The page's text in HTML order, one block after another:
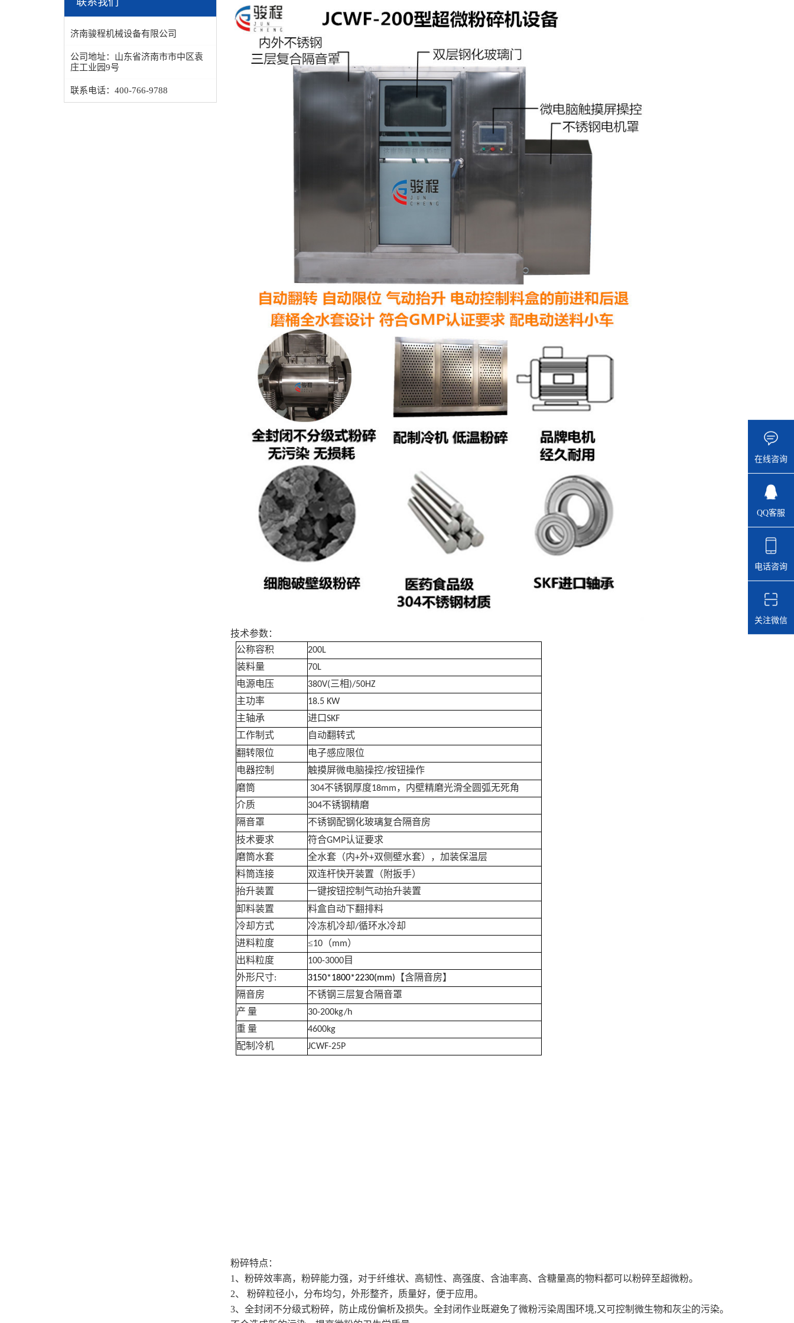
济南骏程机械设备有限公司
公司地址： 山东省济南市市中区袁
庄工业园9号
联系电话： 400-766-9788
技术参数：
公称容积
200L
装料量 70L
电源电压 380V(三相)/50HZ
主功率 18.5 KW
主轴承 进口SKF
工作制式
自动翻转式
翻转限位
电子感应限位
电器控制
触摸屏微电脑操控/按钮操作
磨筒
304不锈钢厚度18mm，内壁精磨光滑全圆弧无死角
介质
304不锈钢精磨
隔音罩
不锈钢配钢化玻璃复合隔音房
技术要求
符合GMP认证要求
磨筒水套
全水套（内+外+双侧壁水套），加装保温层
料筒连接
双连杆快开装置（附扳手）
抬升装置
一键按钮控制气动抬升装置
卸料装置
料盒自动下翻排料
冷却方式
冷冻机冷却/循环水冷却
进料粒度
≤10（mm）
出料粒度
100-3000目
外形尺寸: 3150*1800*2230(mm) 【含隔音房】
隔音房
不锈钢三层复合隔音罩
产 量 30-200kg/h
重 量 4600kg
配制冷机 JCWF-25P
粉碎特点：
1、粉碎效率高，粉碎能力强，对于纤维状、高韧性、高强度、含油率高、含糖量高的物料都可以粉碎至超微粉。
2、 粉碎粒径小，分布均匀，外形整齐，质量好，便于应用。
3、全封闭不分级式粉碎，防止成份偏析及损失。全封闭作业既避免了微粉污染周围环境,又可控制微生物和灰尘的污染。
在线咨询
QQ客服
电话咨询
关注微信